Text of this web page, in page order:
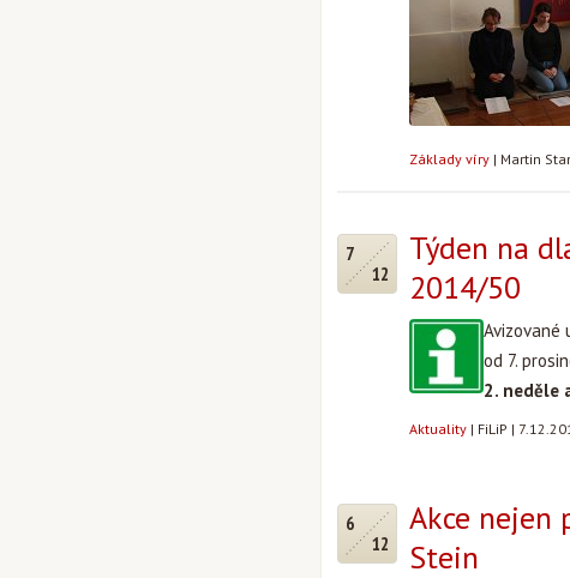
Základy víry | Martin
7
12
Týden na
2014/50
Avizované
od 7.
2. neděle
Aktuality | FiLiP |
6
12
Akce nejen
Stein